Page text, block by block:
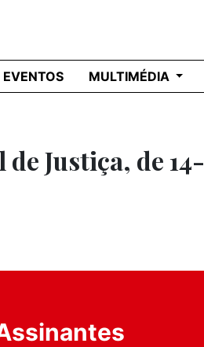
EVENTOS MULTIMÉDIA
Justiça, de 14-